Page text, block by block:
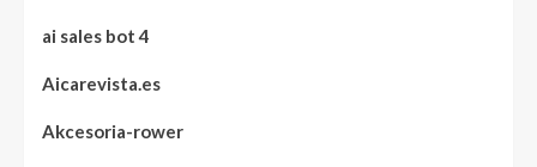
ai sales bot 4
Aicarevista.es
Akcesoria-rower